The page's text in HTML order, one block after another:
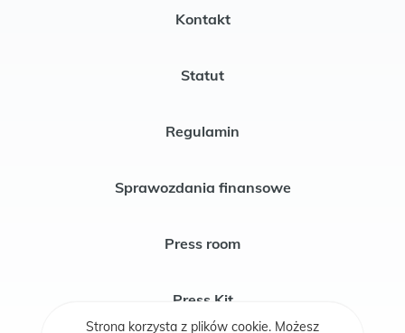
Kontakt
Statut
Regulamin
Sprawozdania finansowe
Press room
Press Kit
Strona korzysta z plików cookie. Możesz